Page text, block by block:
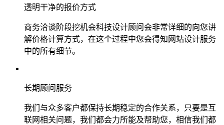
透明干净的报价方式
商务洽谈阶段挖机会科技设计顾问会非常详细的向您讲
解价格计算方式，在这个过程中您会得知网站设计服务
中的所有细节。
长期顾问服务
我们与众多客户都保持长期稳定的合作关系，只要是互
联网相关问题，我们都会力所能及帮助您，相信我们都